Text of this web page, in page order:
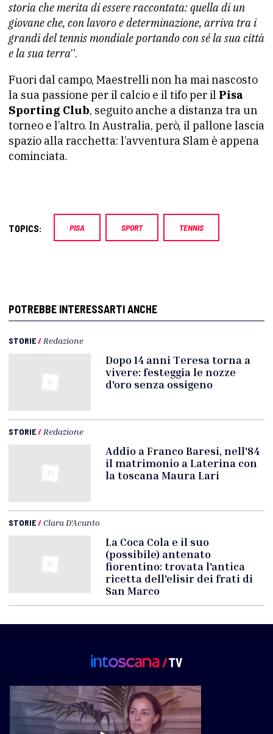
storia che merita di essere raccontata: quella di un
giovane che, con lavoro e determinazione, arriva tra i
grandi del tennis mondiale portando con sé la sua città
e la sua terra”.
Fuori dal campo, Maestrelli non ha mai nascosto
la sua passione per il calcio e il tifo per il Pisa
Sporting Club, seguito anche a distanza tra un
torneo e l’altro. In Australia, però, il pallone lascia
spazio alla racchetta: l’avventura Slam è appena
cominciata.
TOPICS: PISA SPORT TENNIS
POTREBBE INTERESSARTI ANCHE
STORIE/ Redazione
Dopo 14 anni Teresa torna a
vivere: festeggia le nozze
d'oro senza ossigeno
STORIE/ Redazione
Addio a Franco Baresi, nell'84
il matrimonio a Laterina con
la toscana Maura Lari
STORIE/ Clara D'Acunto
La Coca Cola e il suo
(possibile) antenato
fiorentino: trovata l'antica
ricetta dell'elisir dei frati di
San Marco